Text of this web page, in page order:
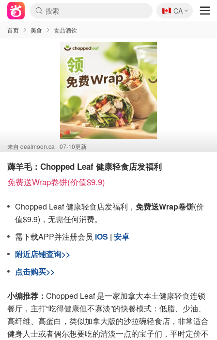
🇨🇦
CA
首页 美食 食品酒饮
来自 dealmoon.ca 07-10更新
薅羊毛：Chopped Leaf 健康轻食店发福利
免费送Wrap卷饼(价值$9.9)
Chopped Leaf 健康轻食店发福利， 免费送Wrap卷饼(价
值$9.9)，无需任何消费。
需下载APP并注册会员 iOS | 安卓
附近店铺查询>>
点击购买>>
小编推荐： Chopped Leaf 是一家加拿大本土健康轻食连锁
餐厅，主打“吃得健康但不寡淡”的快餐模式：低脂、少油、
高纤维、高蛋白，类似加拿大版的沙拉碗轻食店，非常适合
健身人士或者偶尔想要吃的清淡一点的宝子们，平时定价不